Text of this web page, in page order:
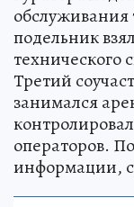
обслуживания
подельник
технического
Третий
занимался
операторов.
информации,